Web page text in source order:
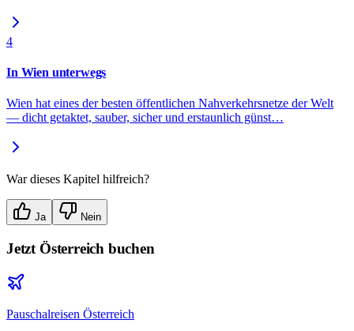
4
In Wien unterwegs
Wien hat eines der besten öffentlichen Nahverkehrsnetze der Welt
— dicht getaktet, sauber, sicher und erstaunlich günst…
War dieses Kapitel hilfreich?
Ja Nein
Jetzt Österreich buchen
Pauschalreisen Österreich